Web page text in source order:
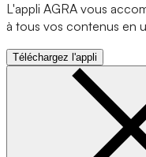
L'appli AGRA vous
à tous vos contenus en
Téléchargez l'appli